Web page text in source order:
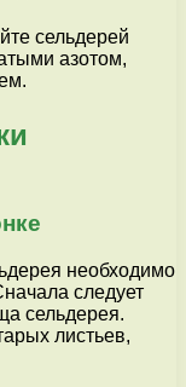
сельдерей
азотом,
необходимо
следует
сельдерея.
листьев,